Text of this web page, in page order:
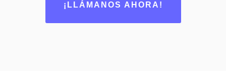
¡LLÁMANOS AHORA!